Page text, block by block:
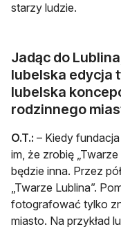
starzy ludzie.
Jadąc do
lubelska edycja
lubelska
rodzinnego
O.T.: – Kiedy
im, że zrobię
będzie inna. Przez
„Twarze Lublina”.
fotografować tylko
miasto. Na przykład